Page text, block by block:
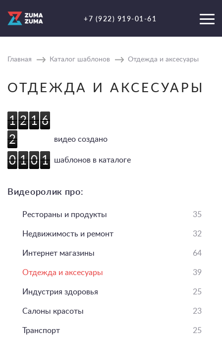
+7 (922) 919-01-61
Главная Каталог шаблонов Отдежда и аксесуары
ОТДЕЖДА И АКСЕСУАРЫ
1
1 2
2 1
1 6
6
2
2 видео создано
0
0 1
1 0
0 1
1 шаблонов в каталоге
Видеоролик про:
Рестораны и продукты 35
Недвижимость и ремонт 32
Интернет магазины 64
Отдежда и аксесуары 39
Индустрия здоровья 25
Салоны красоты 23
Транспорт 25